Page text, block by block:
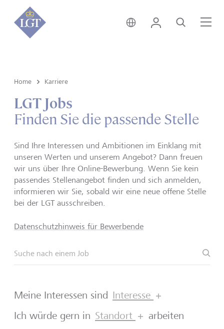
Schweiz • Deutsch
Login Suche
Home Karriere
LGT Jobs
Finden Sie die passende Stelle
Sind Ihre Interessen und Ambitionen im Einklang mit
unseren Werten und unserem Angebot? Dann freuen
wir uns über Ihre Online-Bewerbung. Wenn Sie kein
passendes Stellenangebot finden und sich anmelden,
informieren wir Sie, sobald wir eine neue offene Stelle
bei der LGT ausschreiben.
Datenschutzhinweis für Bewerbende
Meine Interessen sind Interesse
Ich würde gern in Standort
arbeiten